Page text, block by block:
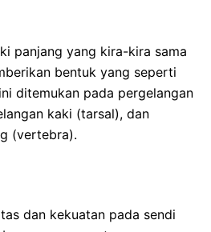
panjang yang kira-kira sama
bentuk yang seperti
ditemukan pada pergelangan
kaki (tarsal), dan
(vertebra).
dan kekuatan pada sendi